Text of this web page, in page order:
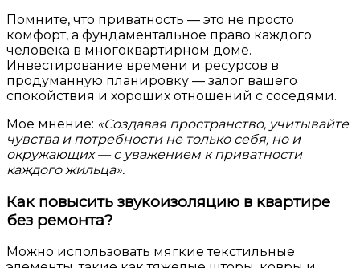
Помните, что приватность — это не просто
комфорт, а фундаментальное право каждого
человека в многоквартирном доме.
Инвестирование времени и ресурсов в
продуманную планировку — залог вашего
спокойствия и хороших отношений с соседями.
Мое мнение: «Создавая пространство, учитывайте
чувства и потребности не только себя, но и
окружающих — с уважением к приватности
каждого жильца».
Как повысить звукоизоляцию в квартире
без ремонта?
Можно использовать мягкие текстильные